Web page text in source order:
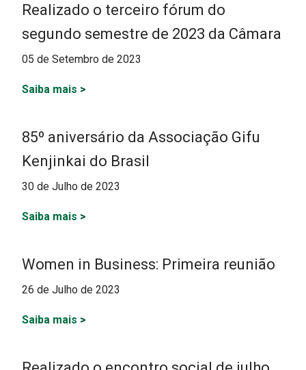
Realizado o terceiro fórum do
segundo semestre de 2023 da Câmara
05 de Setembro de 2023
Saiba mais >
85º aniversário da Associação Gifu
Kenjinkai do Brasil
30 de Julho de 2023
Saiba mais >
Women in Business: Primeira reunião
26 de Julho de 2023
Saiba mais >